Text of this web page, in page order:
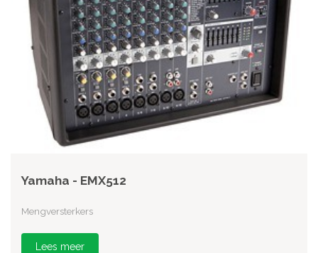
Yamaha - EMX512
Mengversterkers
Lees meer